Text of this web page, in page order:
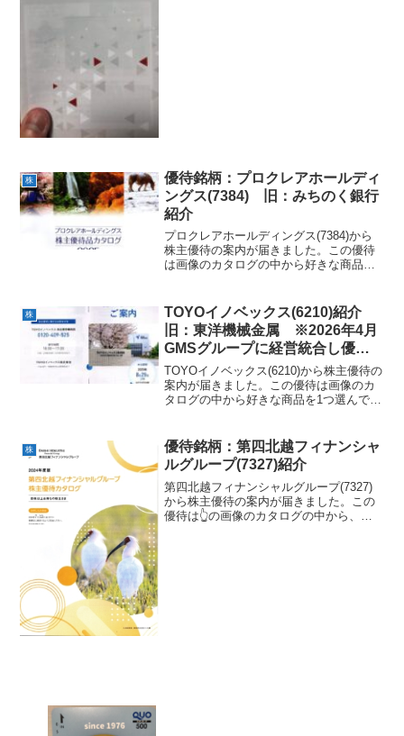
株
優待銘柄：プロクレアホールディ
ングス(7384) 旧：みちのく銀行
紹介
プロクレアホールディングス(7384)から
株主優待の案内が届きました。この優待
は画像のカタログの中から好きな商品を1
選択しました。今回はこのプロクレアホ
ールディングス(...
株
TOYOイノベックス(6210)紹介
旧：東洋機械金属 ※2026年4月
GMSグループに経営統合し優待
廃止
TOYOイノベックス(6210)から株主優待の
案内が届きました。この優待は画像のカ
タログの中から好きな商品を1つ選んでも
選択しました。2026年4月にGMSグルー
プに...
株
優待銘柄：第四北越フィナンシャ
ルグループ(7327)紹介
第四北越フィナンシャルグループ(7327)
から株主優待の案内が届きました。この
優待は👆の画像のカタログの中から、好